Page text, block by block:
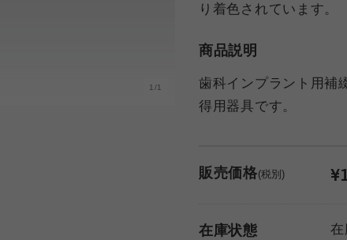
1/1
り着色されています。
商品説明
歯科インプラント用補
得用器具です。
販売価格(税別)
在庫状態 在